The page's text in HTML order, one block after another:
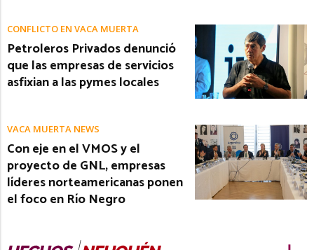
CONFLICTO EN VACA MUERTA
Petroleros Privados denunció
que las empresas de servicios
asfixian a las pymes locales
VACA MUERTA NEWS
Con eje en el VMOS y el
proyecto de GNL, empresas
líderes norteamericanas ponen
el foco en Río Negro